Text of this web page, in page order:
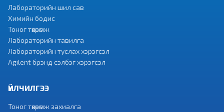
Лабораторийн шил сав
Химийн бодис
Тоног төхөөрөмж
Лабораторийн тавилга
Лабораторийн туслах хэрэгсэл
Agilent брэнд сэлбэг хэрэгсэл
ҮЙЛЧИЛГЭЭ
Тоног төхөөрөмж захиалга